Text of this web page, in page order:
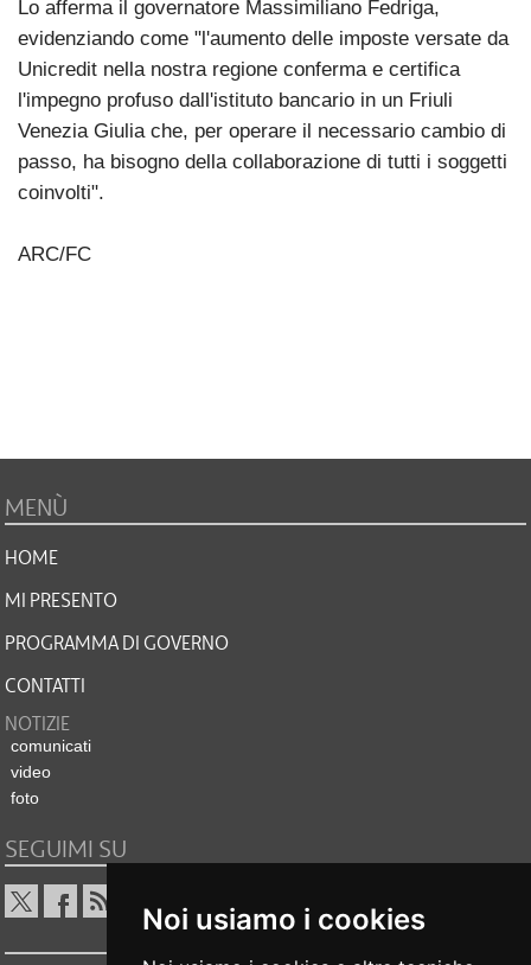
Noi usiamo i cookies
Lo afferma il governatore Massimiliano Fedriga,
evidenziando come "l'aumento delle imposte versate da
Unicredit nella nostra regione conferma e certifica
l'impegno profuso dall'istituto bancario in un Friuli
Venezia Giulia che, per operare il necessario cambio di
passo, ha bisogno della collaborazione di tutti i soggetti
coinvolti".
ARC/FC
MENÙ
HOME
MI PRESENTO
PROGRAMMA DI GOVERNO
CONTATTI
NOTIZIE
comunicati
video
foto
SEGUIMI SU